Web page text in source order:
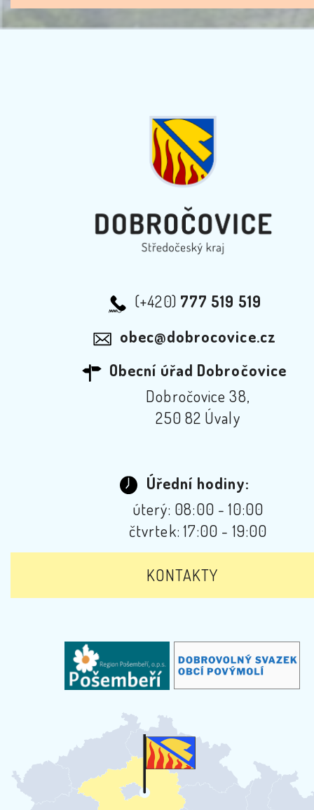
(+420) 777 519 519
obec@dobrocovice.cz
Obecní úřad Dobročovice
Dobročovice 38,
250 82 Úvaly
Úřední hodiny:
úterý: 08:00 - 10:00
čtvrtek: 17:00 - 19:00
KONTAKTY